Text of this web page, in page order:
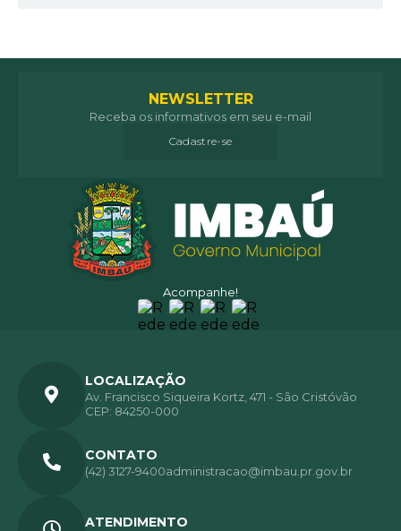
Acompanhe!
NEWSLETTER
Receba os informativos em seu e-mail
Cadastre-se
LOCALIZAÇÃO
Av. Francisco Siqueira Kortz, 471 - São Cristóvão
CEP: 84250-000
CONTATO
(42) 3127-9400administracao@imbau.pr.gov.br
ATENDIMENTO